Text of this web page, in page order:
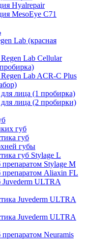
Hyalrepair
MesoEye C71
Lab (красная
Lab Cellular
Lab ACR-C Plus
лица (1 пробирка)
лица (2 пробирки)
губ
губ
губы
губ Stylage L
препаратом Stylage M
препаратом Aliaxin FL
Juvederm ULTRA
Juvederm ULTRA
Juvederm ULTRA
Neuramis